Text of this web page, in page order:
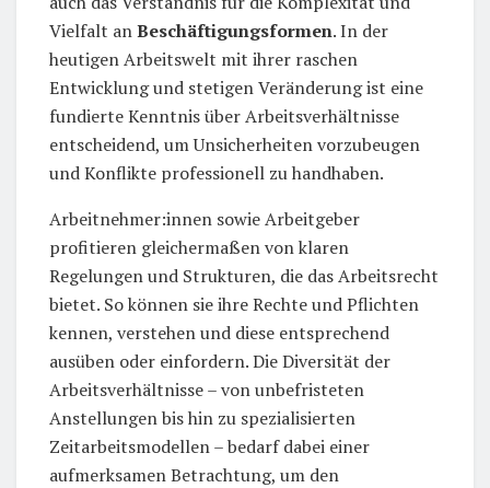
Vielfalt anBeschäftigungsformen. In der
heutigen Arbeitswelt mit ihrer raschen
Entwicklung und stetigen Veränderung ist eine
fundierte Kenntnis über Arbeitsverhältnisse
entscheidend, um Unsicherheiten vorzubeugen
und Konflikte professionell zu handhaben.
Arbeitnehmer:innen sowie Arbeitgeber
profitieren gleichermaßen von klaren
Regelungen und Strukturen, die das Arbeitsrecht
bietet. So können sie ihre Rechte und Pflichten
kennen, verstehen und diese entsprechend
ausüben oder einfordern. Die Diversität der
Arbeitsverhältnisse – von unbefristeten
Anstellungen bis hin zu spezialisierten
Zeitarbeitsmodellen – bedarf dabei einer
aufmerksamen Betrachtung, um den